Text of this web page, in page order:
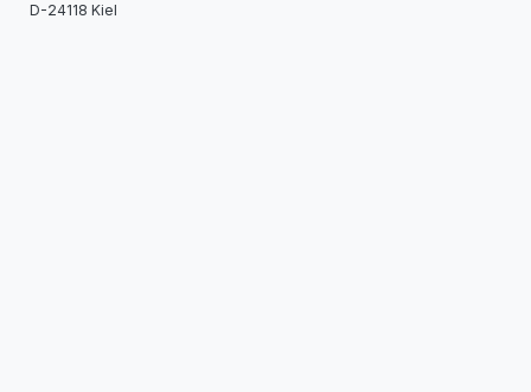
D-24118 Kiel